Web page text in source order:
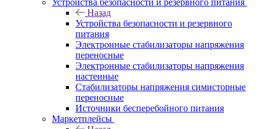
Устройства безопасности и резервного питания
Назад
Устройства безопасности и резервного
питания
Электронные стабилизаторы напряжения
переносные
Электронные стабилизаторы напряжения
настенные
Стабилизаторы напряжения симисторные
переносные
Источники бесперебойного питания
Маркетплейсы